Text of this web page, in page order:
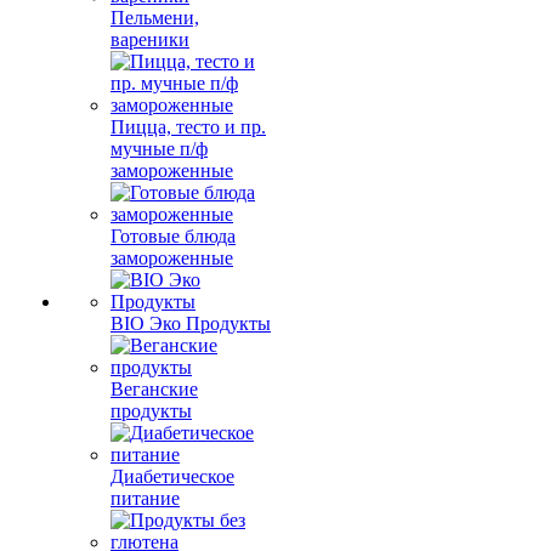
Пельмени,
вареники
Пицца, тесто и пр.
мучные п/ф
замороженные
Готовые блюда
замороженные
BIO Эко Продукты
Веганские
продукты
Диабетическое
питание